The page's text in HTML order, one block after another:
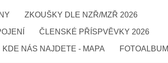
ZKOUŠKY DLE NZŘ/MZŘ 2026
ČLENSKÉ PŘÍSPVĚVKY 2026
KDE NÁS NAJDETE - MAPA FOTOALBUM